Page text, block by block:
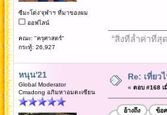
ซีมะโด่ง'จุฬาฯ ที่มาของผม
ออฟไลน์
คณะ: "ครุศาสตร์"
กระทู้: 26,927
“สิ่งที่ล้ำค่าที่สุ
หนุน'21
Global Moderator
Cmadong อภิมหาอมตะเซียน
Re: เที่ยว
« ตอบ #168 เ
อ้างถึง ข้อ